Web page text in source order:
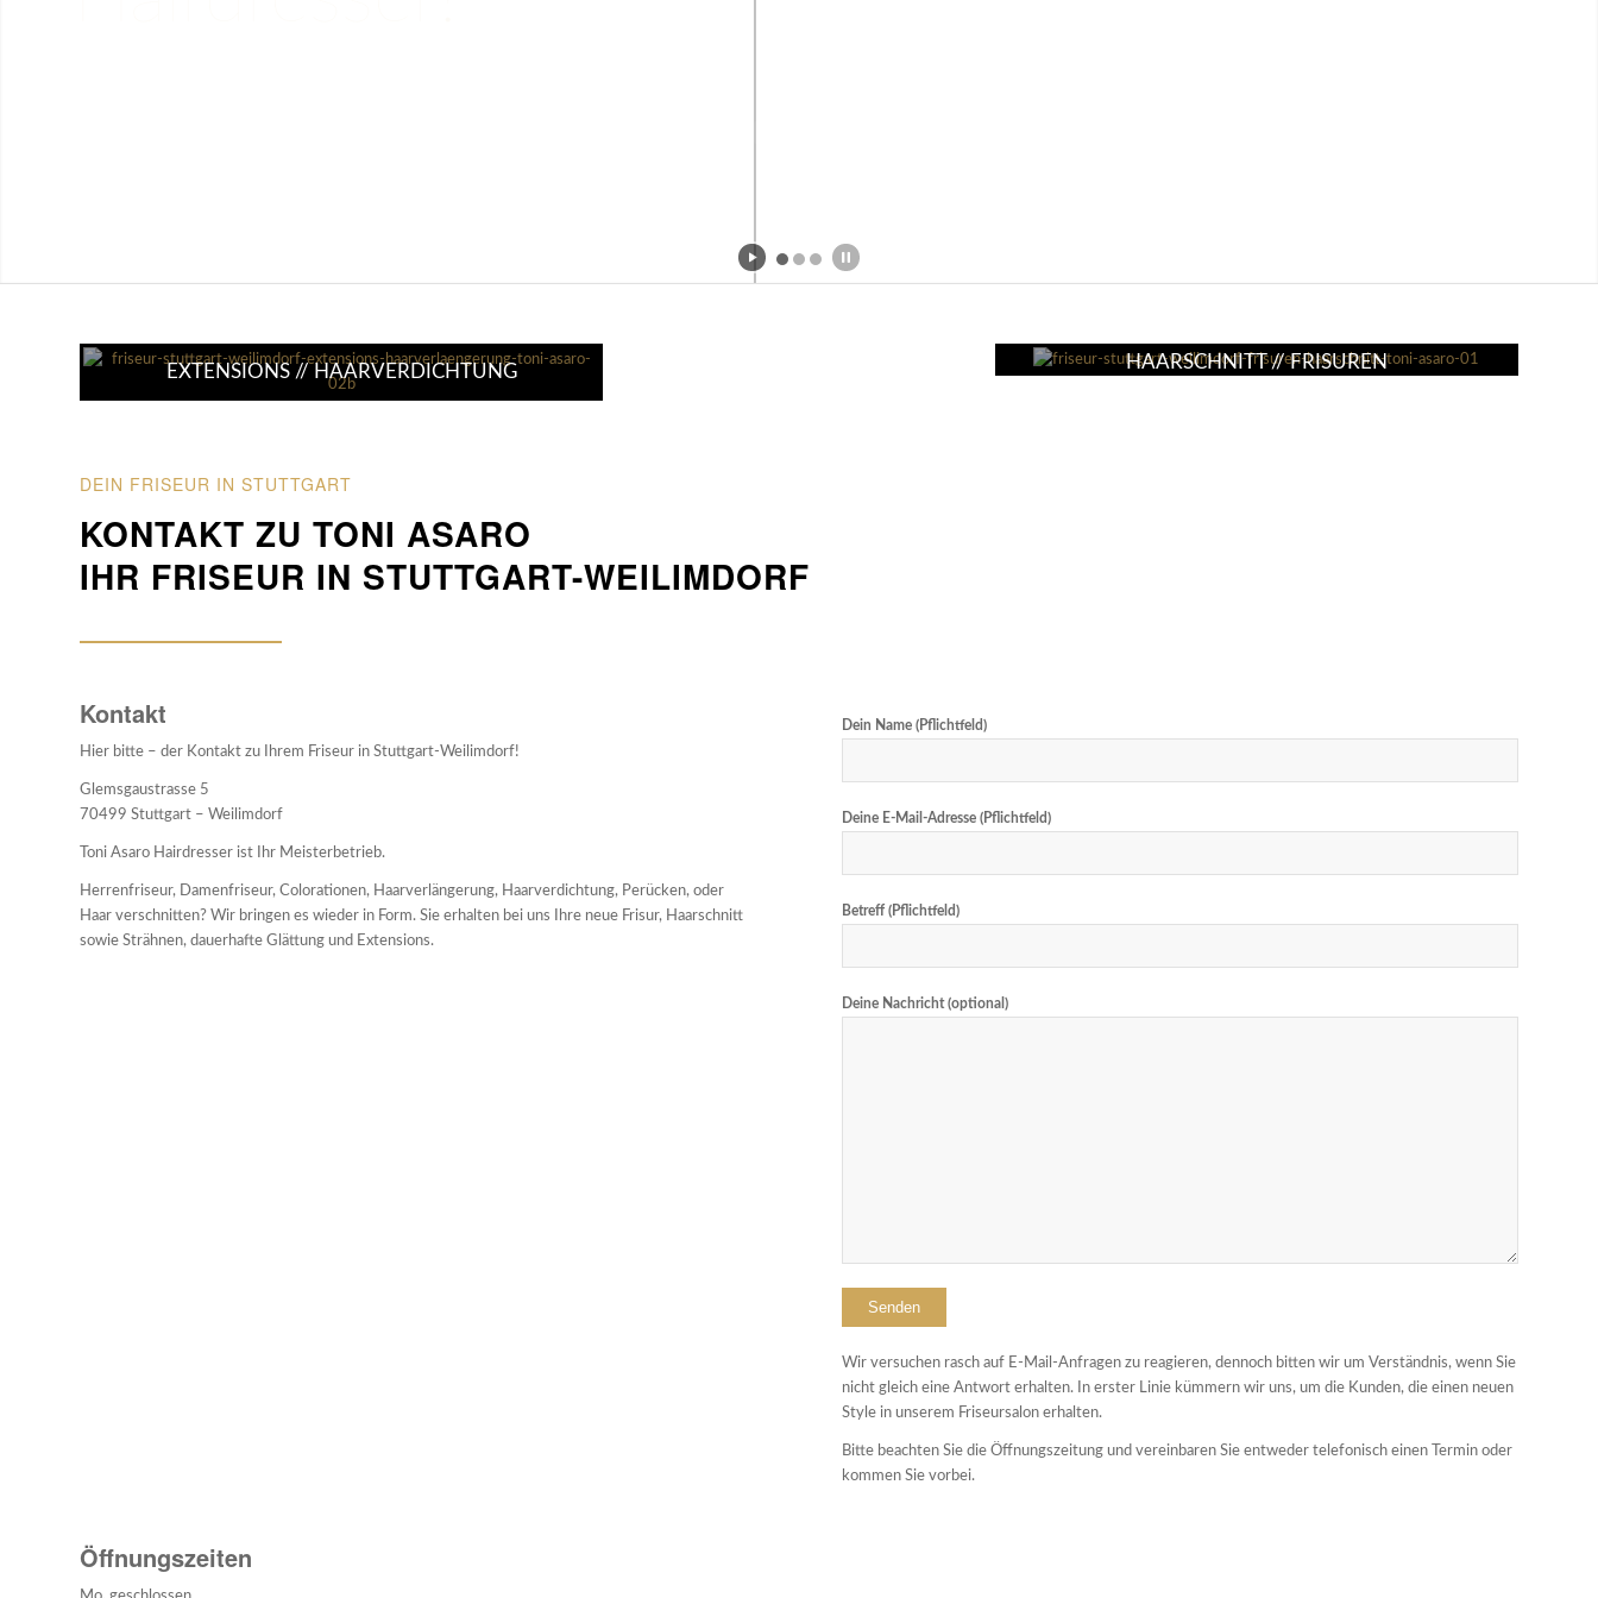
EXTENSIONS // HAARVERDICHTUNG HAARSCHNITT // FRISUREN
DEIN FRISEUR IN STUTTGART
KONTAKT ZU TONI ASARO
IHR FRISEUR IN STUTTGART-WEILIMDORF
Kontakt
Hier bitte – der Kontakt zu Ihrem Friseur in Stuttgart-Weilimdorf!
Glemsgaustrasse 5
70499 Stuttgart – Weilimdorf
Toni Asaro Hairdresser ist Ihr Meisterbetrieb.
Herrenfriseur, Damenfriseur, Colorationen, Haarverlängerung, Haarverdichtung, Perücken, oder
Haar verschnitten? Wir bringen es wieder in Form. Sie erhalten bei uns Ihre neue Frisur, Haarschnitt
sowie Strähnen, dauerhafte Glättung und Extensions.
Dein Name (Pflichtfeld)
Deine E-Mail-Adresse (Pflichtfeld)
Betreff (Pflichtfeld)
Deine Nachricht (optional)
Wir versuchen rasch auf E-Mail-Anfragen zu reagieren, dennoch bitten wir um Verständnis, wenn Sie
nicht gleich eine Antwort erhalten. In erster Linie kümmern wir uns, um die Kunden, die einen neuen
Style in unserem Friseursalon erhalten.
Bitte beachten Sie die Öffnungszeitung und vereinbaren Sie entweder telefonisch einen Termin oder
kommen Sie vorbei.
Öffnungszeiten